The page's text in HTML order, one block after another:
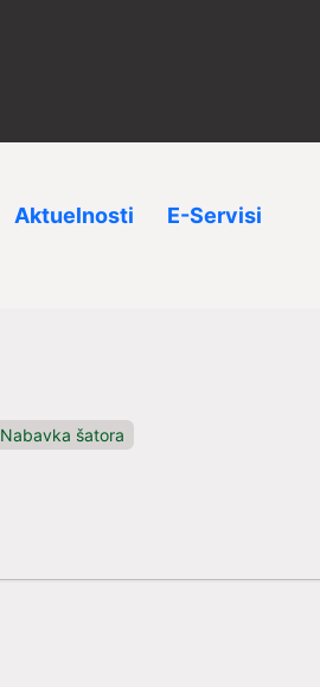
Aktuelnosti E-Servisi
Nabavka šatora